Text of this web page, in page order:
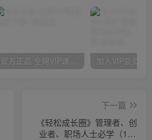
官方正品 全网VIP课程 无损下载~
下一篇
《轻松成长圈》管理者、创
业者、职场人士必学（106